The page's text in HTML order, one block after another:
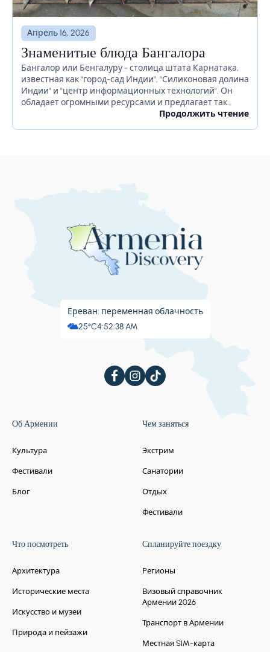
Апрель 16, 2026
Знаменитые блюда Бангалора
Бангалор или Бенгалуру - столица штата Карнатака,
известная как "город-сад Индии", "Силиконовая долина
Индии" и "центр информационных технологий". Он
обладает огромными ресурсами и предлагает так
много для своих жителей. Бангалор славится
Продолжить чтение
Ереван: переменная облачность
25°C4:52:39 AM
Об Армении
Культура
Фестивали
Блог
Чем заняться
Экстрим
Санатории
Отдых
Фестивали
Что посмотреть
Архитектура
Исторические места
Искусство и музеи
Природа и пейзажи
Спланируйте поездку
Регионы
Визовый справочник
Армении 2026
Транспорт в Армении
Местная SIM-карта